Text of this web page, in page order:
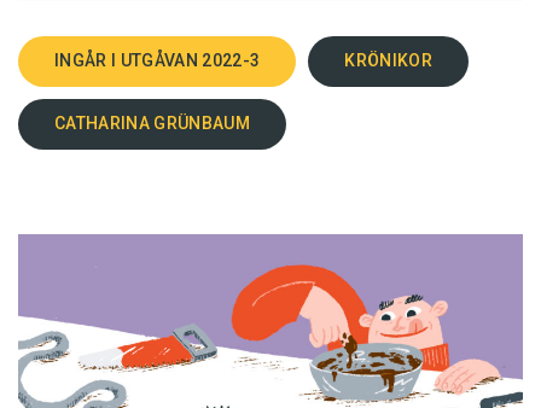
INGÅR I UTGÅVAN 2022-3 KRÖNIKOR
CATHARINA GRÜNBAUM